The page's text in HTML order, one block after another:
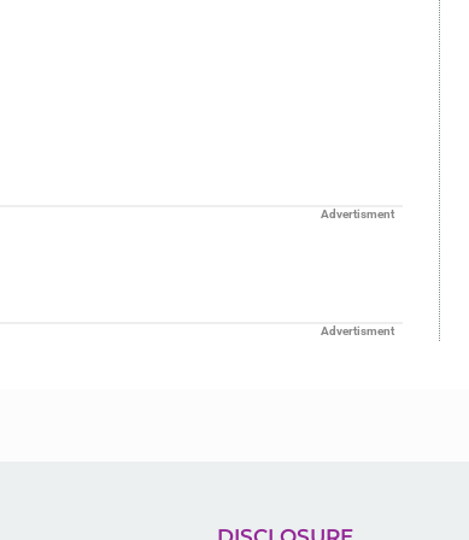
Advertisment
Advertisment